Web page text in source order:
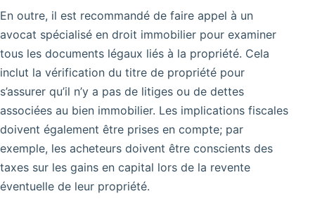
En outre, il est recommandé de faire appel à un
avocat spécialisé en droit immobilier pour examiner
tous les documents légaux liés à la propriété. Cela
inclut la vérification du titre de propriété pour
s’assurer qu’il n’y a pas de litiges ou de dettes
associées au bien immobilier. Les implications fiscales
doivent également être prises en compte; par
exemple, les acheteurs doivent être conscients des
taxes sur les gains en capital lors de la revente
éventuelle de leur propriété.